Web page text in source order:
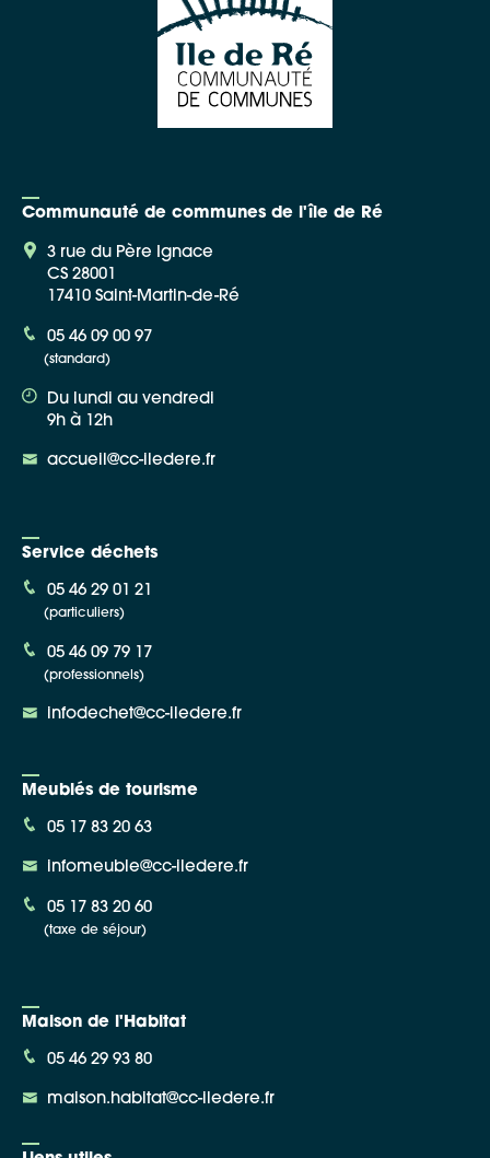
Communauté de communes de l'île de Ré
3 rue du Père Ignace
CS 28001
17410 Saint-Martin-de-Ré
05 46 09 00 97
(standard)
Du lundi au vendredi
9h à 12h
accueil@cc-iledere.fr
Service déchets
05 46 29 01 21
(particuliers)
05 46 09 79 17
(professionnels)
infodechet@cc-iledere.fr
Meublés de tourisme
05 17 83 20 63
infomeuble@cc-iledere.fr
05 17 83 20 60
(taxe de séjour)
Maison de l'Habitat
05 46 29 93 80
maison.habitat@cc-iledere.fr
Apple Plans